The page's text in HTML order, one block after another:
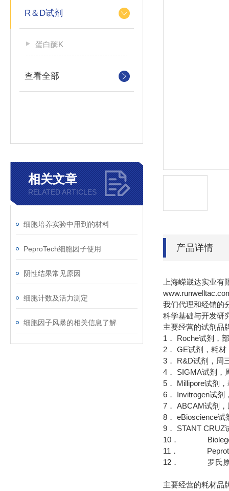
R＆D试剂
蛋白酶K
查看全部
相关文章
RELATED ARTICLES
细胞培养实验中用到的材料
PeproTech细胞因子使用
阴性结果常见原因
细胞计数及活力测定
细胞因子风暴的相关信息了解
产品详情
上海嵘崴达实业
我们代理和经销的
科学基础与开发研
主要经营的试剂品
1． Roche试剂，
2． GE试剂，耗
3． R&D试剂，周
4． SIGMA试剂，
5． Millipore试剂
6． Invitrogen试剂
7． ABCAM试剂
8． eBioscience试
9． STANT CRUZ
10． Biolegend
11． Peprotech
12． 罗氏原料
主要经营的耗材品